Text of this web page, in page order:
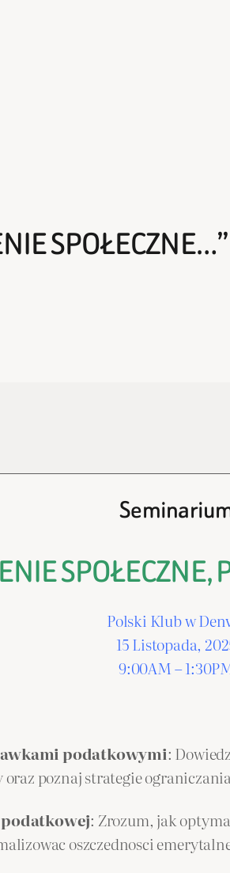
SPOŁECZNE,
Polski Klub w
15 Listopada,
9:00AM –
podatkowymi:
poznaj strategie
: Zrozum, jak
oszczednosci